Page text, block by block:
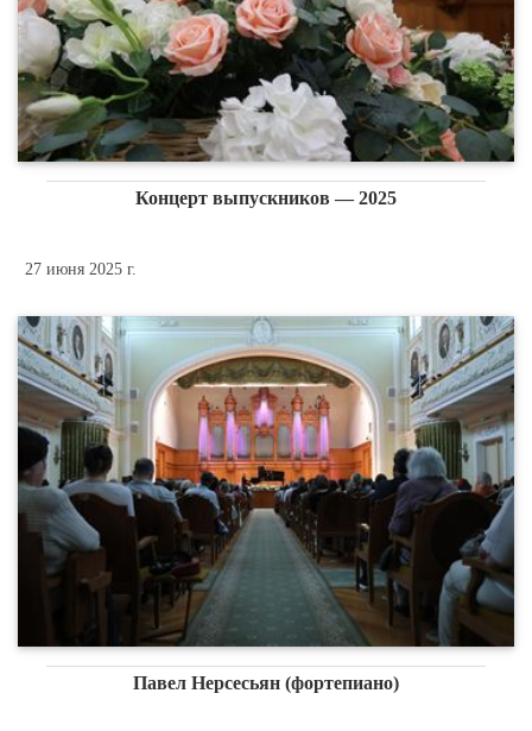
Концерт выпускников — 2025
27 июня 2025 г.
Павел Нерсесьян (фортепиано)